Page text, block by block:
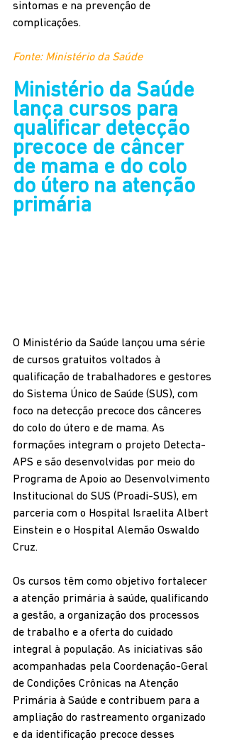
sintomas e na prevenção de
complicações.
Fonte: Ministério da Saúde
Ministério da Saúde
lança cursos para
qualificar detecção
precoce de câncer
de mama e do colo
do útero na atenção
primária
O Ministério da Saúde lançou uma série
de cursos gratuitos voltados à
qualificação de trabalhadores e gestores
do Sistema Único de Saúde (SUS), com
foco na detecção precoce dos cânceres
do colo do útero e de mama. As
formações integram o projeto Detecta-
APS e são desenvolvidas por meio do
Programa de Apoio ao Desenvolvimento
Institucional do SUS (Proadi-SUS), em
parceria com o Hospital Israelita Albert
Einstein e o Hospital Alemão Oswaldo
Cruz.
Os cursos têm como objetivo fortalecer
a atenção primária à saúde, qualificando
a gestão, a organização dos processos
de trabalho e a oferta do cuidado
integral à população. As iniciativas são
acompanhadas pela Coordenação-Geral
de Condições Crônicas na Atenção
Primária à Saúde e contribuem para a
ampliação do rastreamento organizado
e da identificação precoce desses